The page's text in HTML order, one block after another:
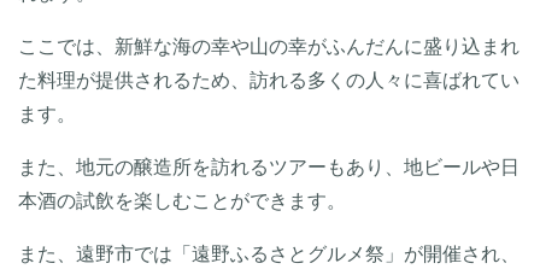
ここでは、新鮮な海の幸や山の幸がふんだんに盛り込まれ
た料理が提供されるため、訪れる多くの人々に喜ばれてい
ます。
また、地元の醸造所を訪れるツアーもあり、地ビールや日
本酒の試飲を楽しむことができます。
また、遠野市では「遠野ふるさとグルメ祭」が開催され、